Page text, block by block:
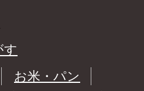
す
お米・パン